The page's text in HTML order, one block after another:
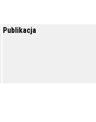
Publikacja